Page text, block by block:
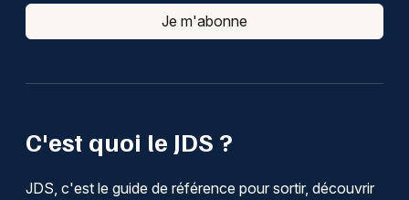
C'est quoi le JDS ?
JDS, c'est le guide de référence pour sortir, découvrir
Je m'abonne